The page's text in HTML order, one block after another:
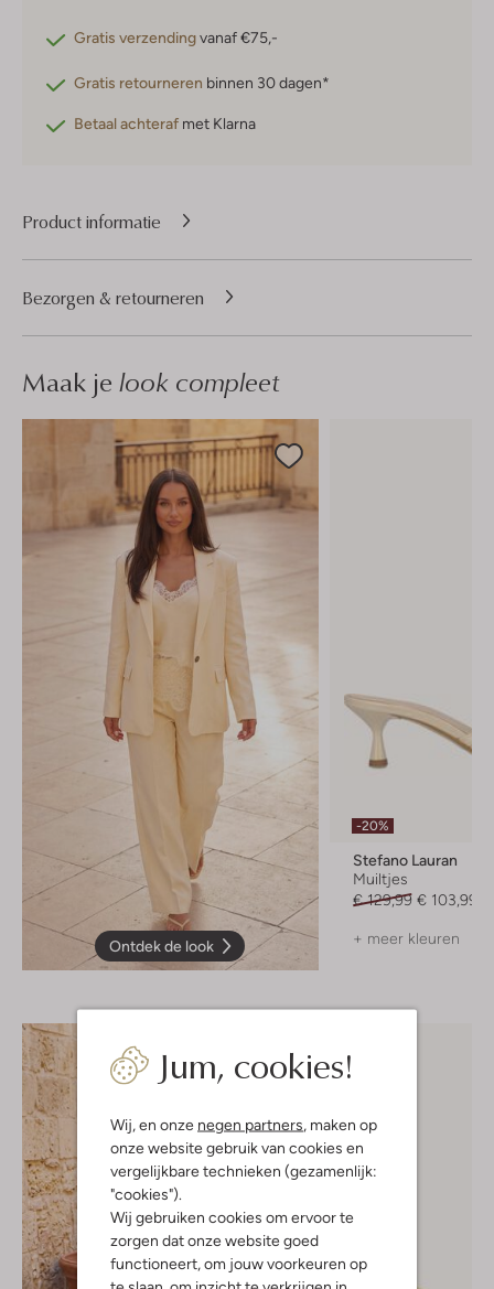
Jum, cookies!
Wij, en onze negen partners, maken op
onze website gebruik van cookies en
vergelijkbare technieken (gezamenlijk:
"cookies").
Wij gebruiken cookies om ervoor te
zorgen dat onze website goed
functioneert, om jouw voorkeuren op
Gratis verzendingvanaf €75,-
Gratis retourneren binnen 30 dagen*
Betaal achteraf met Klarna
Product informatie
Bezorgen & retourneren
Maak je look compleet
Ontdek de look
-20%
Stefano Lauran
Muiltjes
€ 129,99 € 103,99
+ meer kleuren